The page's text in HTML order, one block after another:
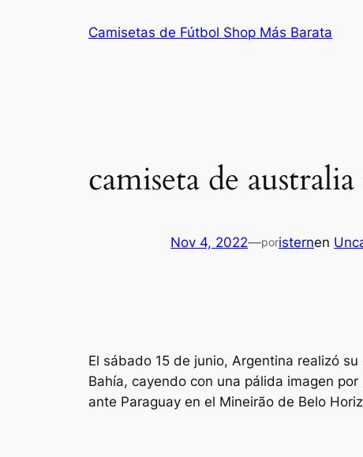
Camisetas de Fútbol Shop Más Barata
camiseta de
Nov 4, 2022—poristernen
El sábado 15 de junio, Argentina realizó
Bahía, cayendo con una pálida imagen
ante Paraguay en el Mineirão de Belo